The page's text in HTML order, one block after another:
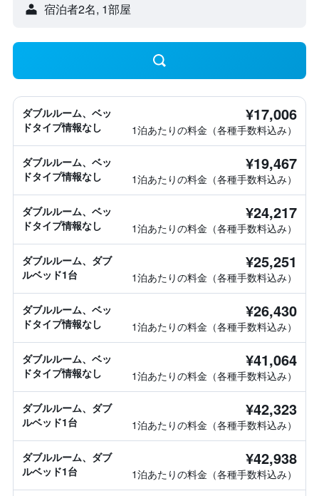
宿泊者2名, 1​部屋
ダブルルーム、ベッ
ドタイプ情報なし
¥17,006
1泊あたりの料金（各種手数料込み）
ダブルルーム、ベッ
ドタイプ情報なし
¥19,467
1泊あたりの料金（各種手数料込み）
ダブルルーム、ベッ
ドタイプ情報なし
¥24,217
1泊あたりの料金（各種手数料込み）
ダブルルーム、ダブ
ルベッド1台
¥25,251
1泊あたりの料金（各種手数料込み）
ダブルルーム、ベッ
ドタイプ情報なし
¥26,430
1泊あたりの料金（各種手数料込み）
ダブルルーム、ベッ
ドタイプ情報なし
¥41,064
1泊あたりの料金（各種手数料込み）
ダブルルーム、ダブ
ルベッド1台
¥42,323
1泊あたりの料金（各種手数料込み）
ダブルルーム、ダブ
ルベッド1台
¥42,938
1泊あたりの料金（各種手数料込み）